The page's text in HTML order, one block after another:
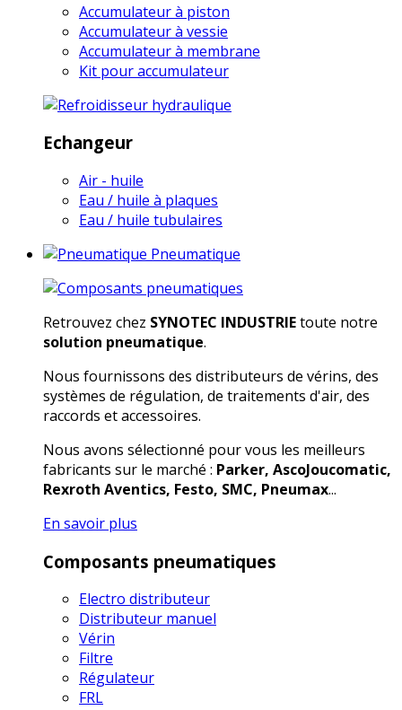
Accumulateur à piston
Accumulateur à vessie
Accumulateur à membrane
Kit pour accumulateur
Echangeur
Air - huile
Eau / huile à plaques
Eau / huile tubulaires
Pneumatique
Retrouvez chez SYNOTEC INDUSTRIEtoute notre
solution pneumatique.
Nous fournissons des distributeurs de vérins, des
systèmes de régulation, de traitements d'air, des
raccords et accessoires.
Nous avons sélectionné pour vous les meilleurs
fabricants sur le marché : Parker, AscoJoucomatic,
Rexroth Aventics, Festo, SMC, Pneumax...
En savoir plus
Composants pneumatiques
Electro distributeur
Distributeur manuel
Vérin
Filtre
Régulateur
FRL